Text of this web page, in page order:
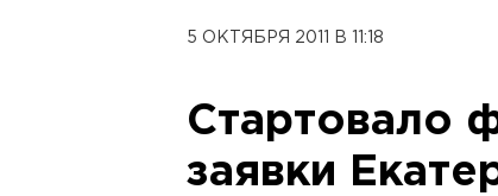
5 ОКТЯБРЯ 2011 В 11:18
Стартовало
заявки